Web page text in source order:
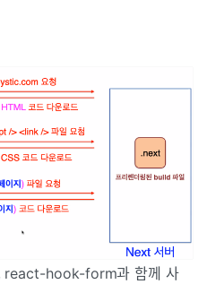
react-hook-form과 함께 사